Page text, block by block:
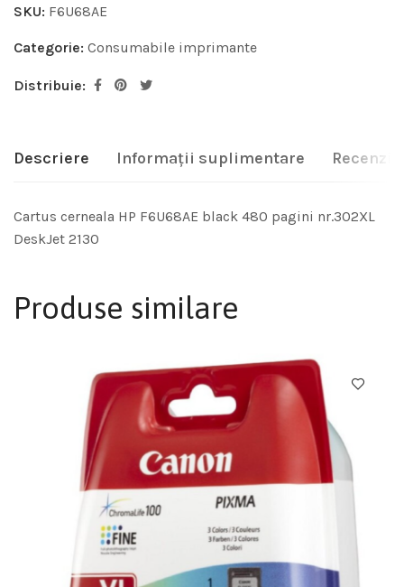
SKU: F6U68AE
Categorie: Consumabile imprimante
Distribuie:
Descriere Informații suplimentare Recenzii
Cartus cerneala HP F6U68AE black 480 pagini nr.302XL
DeskJet 2130
Produse similare